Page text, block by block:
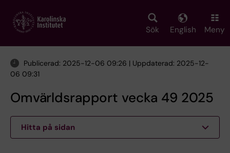
main
Sök English Meny
Publicerad: 2025-12-06 09:26 | Uppdaterad: 2025-12-
06 09:31
Omvärldsrapport vecka 49 2025
Hitta på sidan